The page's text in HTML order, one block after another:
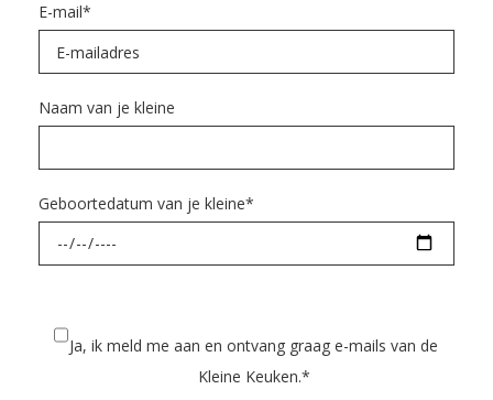
E-mail*
Naam van je kleine
Geboortedatum van je kleine*
Ja, ik meld me aan en ontvang graag e-mails van de
Kleine Keuken.*